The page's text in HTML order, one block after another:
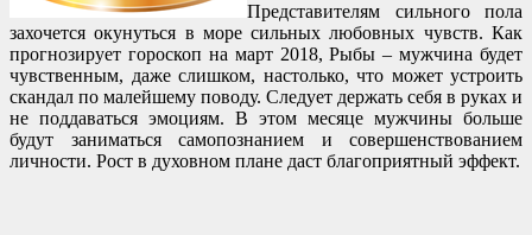
Представителям сильного пола
захочется окунуться в море сильных любовных чувств. Как
прогнозирует гороскоп на март 2018, Рыбы – мужчина будет
чувственным, даже слишком, настолько, что может устроить
скандал по малейшему поводу. Следует держать себя в руках и
не поддаваться эмоциям. В этом месяце мужчины больше
будут заниматься самопознанием и совершенствованием
личности. Рост в духовном плане даст благоприятный эффект.